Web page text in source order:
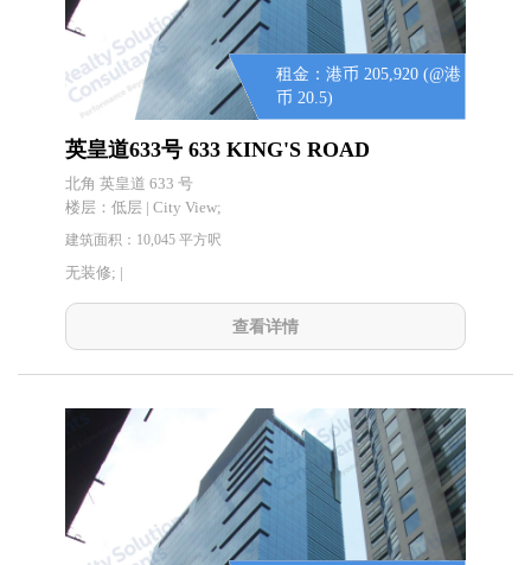
租金：港币 205,920 (@港
币 20.5)
英皇道633号 633 KING'S ROAD
北角 英皇道 633 号
楼层： 低层 | City View;
建筑面积：10,045 平方呎
无装修; |
查看详情